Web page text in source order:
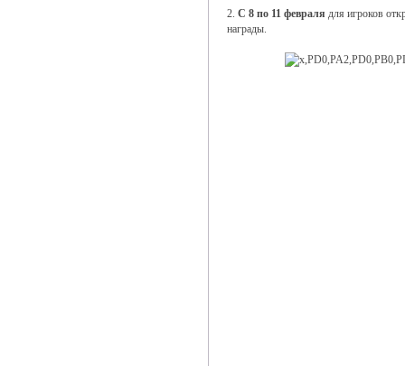
2. С 8 по 11 февраля для игроков
награды.